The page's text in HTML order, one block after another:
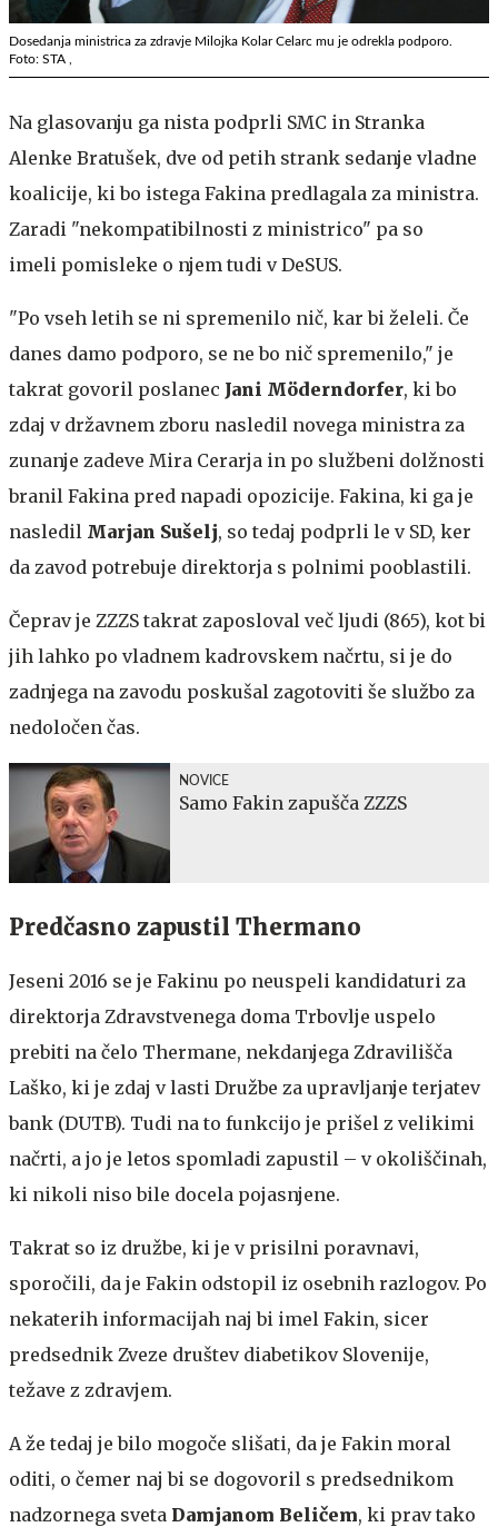
Dosedanja ministrica za zdravje Milojka Kolar Celarc mu je odrekla podporo.
Foto: STA ,
Na glasovanju ga nista podprli SMC in Stranka
Alenke Bratušek, dve od petih strank sedanje vladne
koalicije, ki bo istega Fakina predlagala za ministra.
Zaradi "nekompatibilnosti z ministrico" pa so
imeli pomisleke o njem tudi v DeSUS.
"Po vseh letih se ni spremenilo nič, kar bi želeli. Če
danes damo podporo, se ne bo nič spremenilo," je
takrat govoril poslanec Jani Möderndorfer, ki bo
zdaj v državnem zboru nasledil novega ministra za
zunanje zadeve Mira Cerarja in po službeni dolžnosti
branil Fakina pred napadi opozicije. Fakina, ki ga je
nasledil Marjan Sušelj, so tedaj podprli le v SD, ker
da zavod potrebuje direktorja s polnimi pooblastili.
Čeprav je ZZZS takrat zaposloval več ljudi (865), kot bi
jih lahko po vladnem kadrovskem načrtu, si je do
zadnjega na zavodu poskušal zagotoviti še službo za
nedoločen čas.
NOVICE
Samo Fakin zapušča ZZZS
Predčasno zapustil Thermano
Jeseni 2016 se je Fakinu po neuspeli kandidaturi za
direktorja Zdravstvenega doma Trbovlje uspelo
prebiti na čelo Thermane, nekdanjega Zdravilišča
Laško, ki je zdaj v lasti Družbe za upravljanje terjatev
bank (DUTB). Tudi na to funkcijo je prišel z velikimi
načrti, a jo je letos spomladi zapustil – v okoliščinah,
ki nikoli niso bile docela pojasnjene.
Takrat so iz družbe, ki je v prisilni poravnavi,
sporočili, da je Fakin odstopil iz osebnih razlogov. Po
nekaterih informacijah naj bi imel Fakin, sicer
predsednik Zveze društev diabetikov Slovenije,
težave z zdravjem.
A že tedaj je bilo mogoče slišati, da je Fakin moral
oditi, o čemer naj bi se dogovoril s predsednikom
nadzornega sveta Damjanom Beličem, ki prav tako